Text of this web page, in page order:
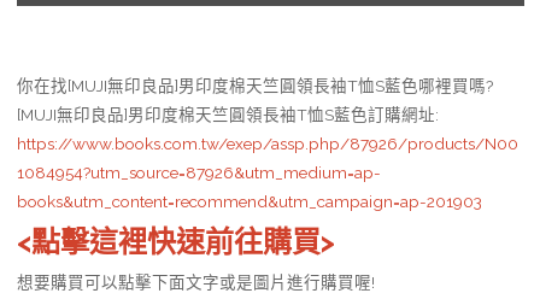
你在找[MUJI無印良品]男印度棉天竺圓領長袖T恤S藍色哪裡買嗎?
[MUJI無印良品]男印度棉天竺圓領長袖T恤S藍色訂購網址:
https://www.books.com.tw/exep/assp.php/87926/products/N00
1084954?utm_source=87926&utm_medium=ap-
books&utm_content=recommend&utm_campaign=ap-201903
<點擊這裡快速前往購買>
想要購買可以點擊下面文字或是圖片進行購買喔!